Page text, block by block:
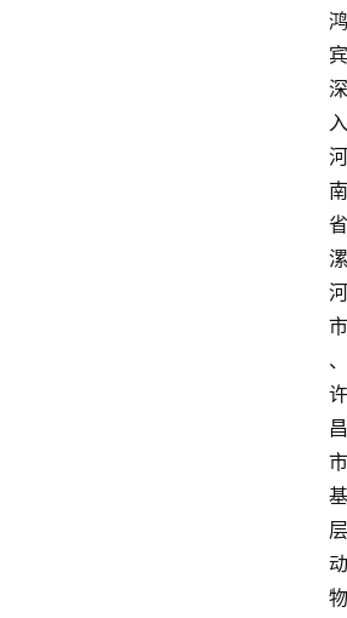
鸿
宾
深
入
河
南
省
漯
河
市
、
许
昌
市
基
层
动
物